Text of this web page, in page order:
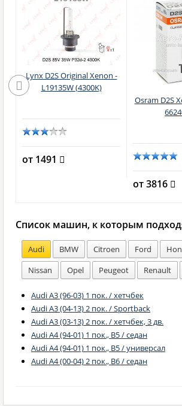
Lynx D2S Original Xenon -
L19135W (4300K)
от 1491
Osram D2S
от 3816
Список машин, к которым
Audi BMW Citroen Ford
Nissan
Opel Peugeot Renault
Audi A3 (96-03) 1 пок. / хетчбек
Audi A3 (04-13) 2 пок. / Sportback
Audi A3 (03-13) 2 пок. / хетчбек, 3 дв.
Audi A4 (94-01) 1 пок., B5 / седан
Audi A4 (94-01) 1 пок., B5 / универсал
Audi A4 (00-04) 2 пок., B6 / седан